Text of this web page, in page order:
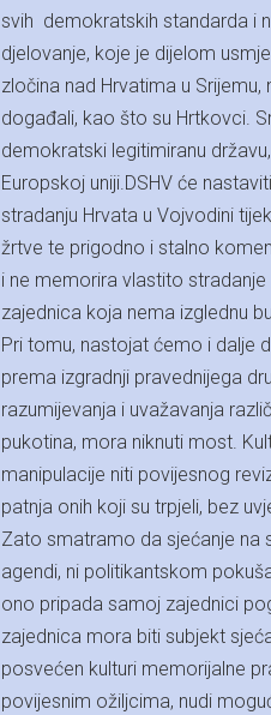
svih demokratskih standarda i
djelovanje, koje je dijelom
zločina nad Hrvatima u
događali, kao što su Hrtkovci.
demokratski legitimiranu
Europskoj uniji.DSHV će
stradanju Hrvata u Vojvodini
žrtve te prigodno i stalno
i ne memorira vlastito
zajednica koja nema izglednu
Pri tomu, nastojat ćemo i dalje
prema izgradnji pravednijega
razumijevanja i uvažavanja
pukotina, mora niknuti most.
manipulacije niti povijesnog
patnja onih koji su trpjeli, bez
Zato smatramo da sjećanje na
agendi, ni politikantskom
ono pripada samoj zajednici
zajednica mora biti subjekt
posvećen kulturi memorijalne
povijesnim ožiljcima, nudi